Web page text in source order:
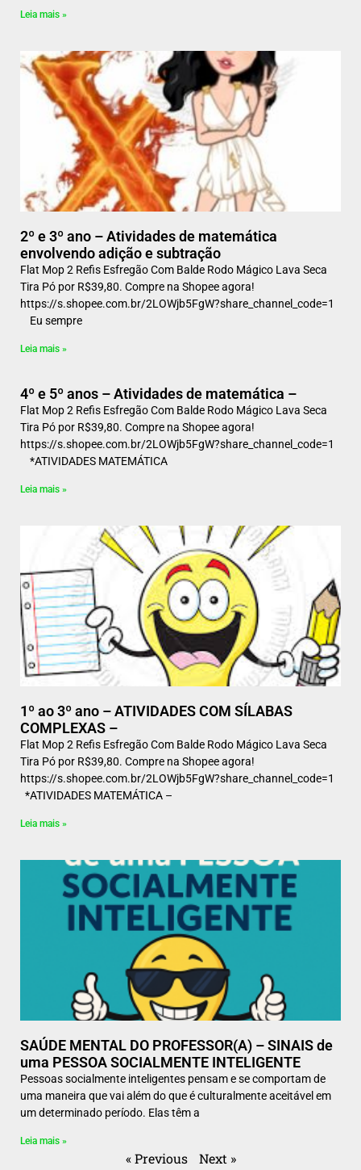
Leia mais »
2º e 3º ano – Atividades de matemática
envolvendo adição e subtração
Flat Mop 2 Refis Esfregão Com Balde Rodo Mágico Lava Seca
Tira Pó por R$39,80. Compre na Shopee agora!
https://s.shopee.com.br/2LOWjb5FgW?share_channel_code=1
Eu sempre
Leia mais »
4º e 5º anos – Atividades de matemática –
Flat Mop 2 Refis Esfregão Com Balde Rodo Mágico Lava Seca
Tira Pó por R$39,80. Compre na Shopee agora!
https://s.shopee.com.br/2LOWjb5FgW?share_channel_code=1
*ATIVIDADES MATEMÁTICA
Leia mais »
1º ao 3º ano – ATIVIDADES COM SÍLABAS
COMPLEXAS –
Flat Mop 2 Refis Esfregão Com Balde Rodo Mágico Lava Seca
Tira Pó por R$39,80. Compre na Shopee agora!
https://s.shopee.com.br/2LOWjb5FgW?share_channel_code=1
*ATIVIDADES MATEMÁTICA –
Leia mais »
SAÚDE MENTAL DO PROFESSOR(A) – SINAIS de
uma PESSOA SOCIALMENTE INTELIGENTE
Pessoas socialmente inteligentes pensam e se comportam de
uma maneira que vai além do que é culturalmente aceitável em
um determinado período. Elas têm a
Leia mais »
« Previous Next »